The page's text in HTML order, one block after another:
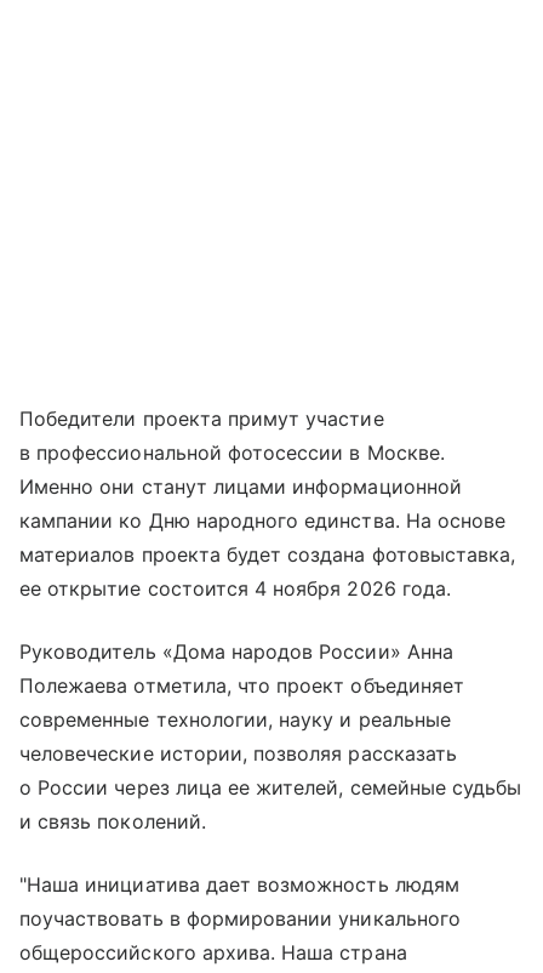
Победители проекта примут участие
в профессиональной фотосессии в Москве.
Именно они станут лицами информационной
кампании ко Дню народного единства. На основе
материалов проекта будет создана фотовыставка,
ее открытие состоится 4 ноября 2026 года.
Руководитель «Дома народов России» Анна
Полежаева отметила, что проект объединяет
современные технологии, науку и реальные
человеческие истории, позволяя рассказать
о России через лица ее жителей, семейные судьбы
и связь поколений.
"Наша инициатива дает возможность людям
поучаствовать в формировании уникального
общероссийского архива. Наша страна